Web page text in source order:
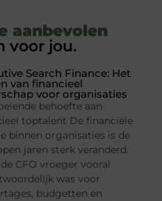
aanbevolen
voor jou.
Search Finance: Het
van financieel
voor organisaties
behoefte aan
toptalent De financiële
binnen organisaties is de
jaren sterk veranderd.
CFO vroeger vooral
was voor
budgetten en